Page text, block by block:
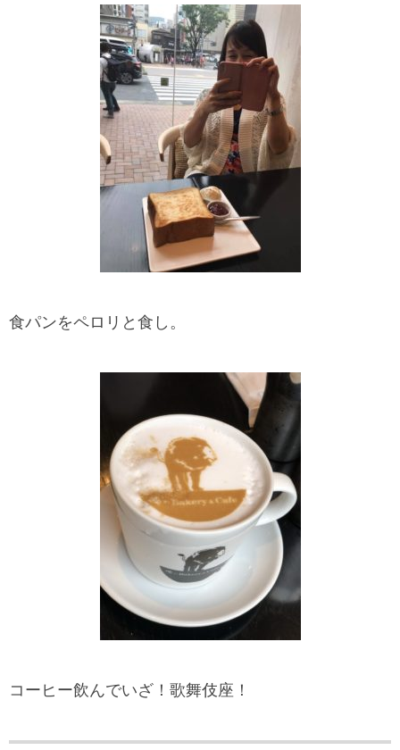
食パンをペロリと食し。
コーヒー飲んでいざ！歌舞伎座！